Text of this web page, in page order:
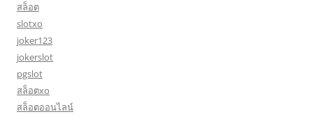
สล็อต
slotxo
joker123
jokerslot
pgslot
สล็อตxo
สล็อตออนไลน์